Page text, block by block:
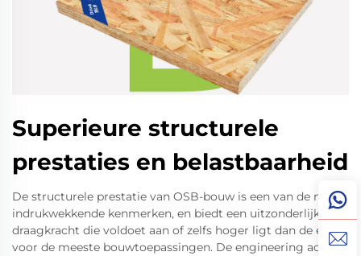
Superieure structurele
prestaties en belastbaarheid
De structurele prestatie van OSB-bouw is een van de meest
indrukwekkende kenmerken, en biedt een uitzonderlijke
draagkracht die voldoet aan of zelfs hoger ligt dan de eisen
voor de meeste bouwtoepassingen. De engineering achter